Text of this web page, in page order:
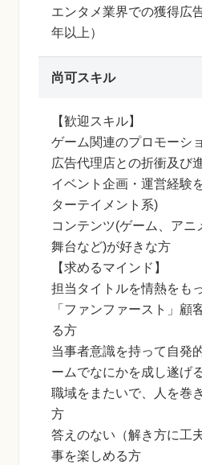
エンタメ業界での獲得広
年以上）
尚可スキル
【歓迎スキル】
ゲーム関連のプロモーシ
広告代理店との折衝及び
イベント企画・運営経験
ターテイメント系)
コンテンツ(ゲーム、アニ
舞台など)が好きな方
【求めるマインド】
担当タイトルを情熱をも
「ファンファースト」顧
る方
当事者意識を持って自発
ームでなにかを成し遂げ
職域をまたいで、人を巻
方
答えのない（解き方に工
事を楽しめる方